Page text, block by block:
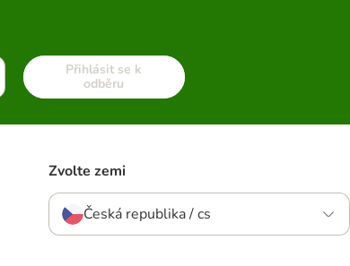
Přihlásit se k
odběru
Zvolte zemi
Česká republika / cs